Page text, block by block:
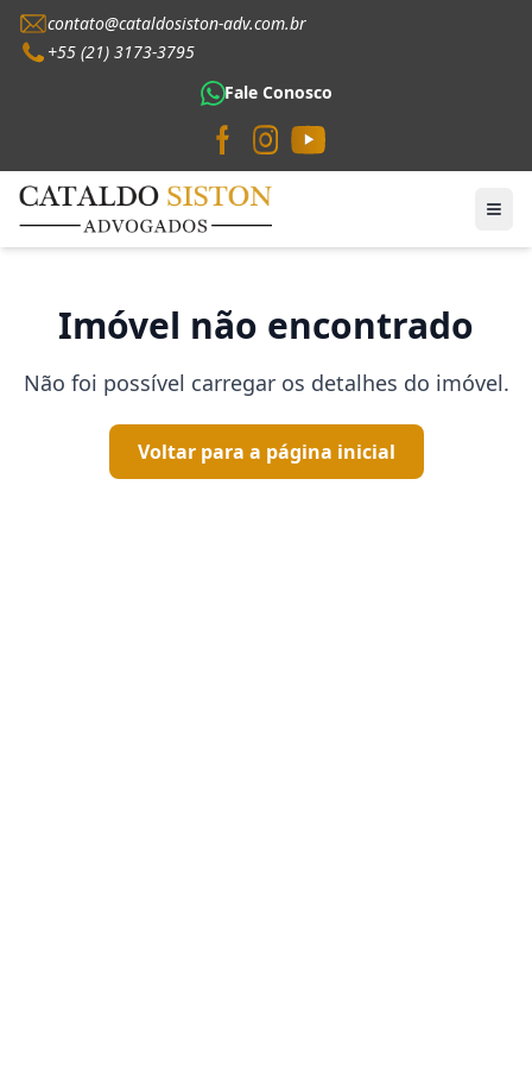
contato@cataldosiston-adv.com.br
+55 (21) 3173-3795
Fale Conosco
Imóvel não encontrado
Não foi possível carregar os detalhes do imóvel.
Voltar para a página inicial